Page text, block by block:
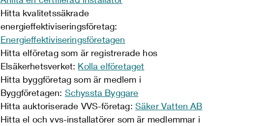
Hitta kvalitetssäkrade
energieffektiviseringsföretag:
Energieffektiviseringsföretagen
Hitta elföretag som är registrerade hos
Elsäkerhetsverket: Kolla elföretaget
Hitta byggföretag som är medlem i
Byggföretagen: Schyssta Byggare
Hitta auktoriserade VVS-företag: Säker Vatten AB
Hitta el och vvs-installatörer som är medlemmar i